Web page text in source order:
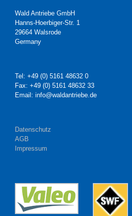
Wald Antriebe GmbH
Hanns-Hoerbiger-Str. 1
29664 Walsrode
Germany
Tel: +49 (0) 5161 48632 0
Fax: +49 (0) 5161 48632 33
Email: info@waldantriebe.de
Datenschutz
AGB
Impressum